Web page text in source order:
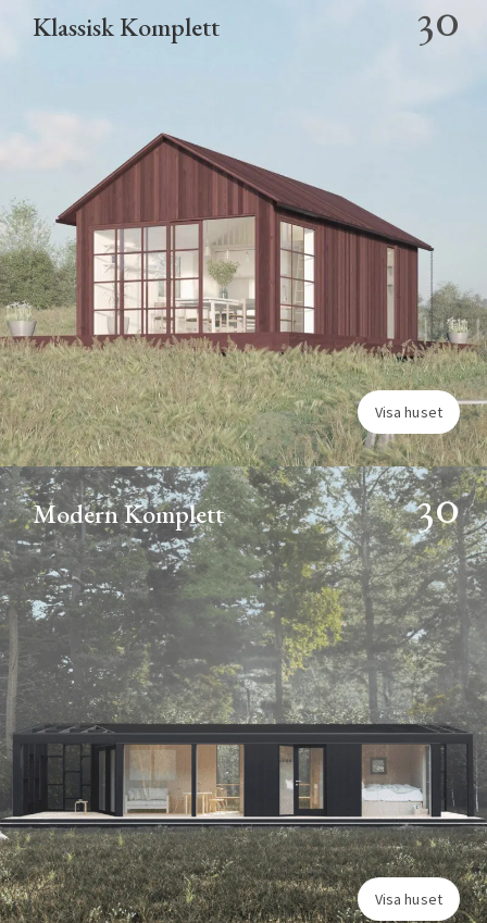
Klassisk Komplett 30
Visa huset
Modern Komplett 30
Visa huset